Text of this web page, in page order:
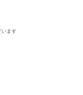
います